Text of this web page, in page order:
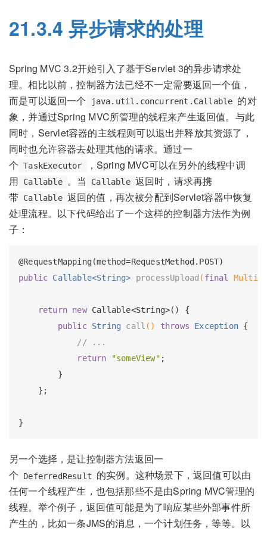
21.3.4 异步请求的处理
Spring MVC 3.2开始引入了基于Servlet 3的异步请求处
理。相比以前，控制器方法已经不一定需要返回一个值，
而是可以返回一个
java.util.concurrent.Callable 的对
象，并通过Spring MVC所管理的线程来产生返回值。与此
同时，Servlet容器的主线程则可以退出并释放其资源了，
同时也允许容器去处理其他的请求。通过一
个 TaskExecutor
，Spring MVC可以在另外的线程中调
用
Callable 。当 Callable 返回时，请求再携
带 Callable 返回的值，再次被分配到Servlet容器中恢复
处理流程。以下代码给出了一个这样的控制器方法作为例
子：
@RequestMapping
public Callable<String> processUpload ( final
return new Callable<String>() {
public String call () throws Exception {
// ...
return
"someView" ;
        }
    };
另一个选择，是让控制器方法返回一
个
DeferredResult
的实例。这种场景下，返回值可以由
任何一个线程产生，也包括那些不是由Spring MVC管理的
线程。举个例子，返回值可能是为了响应某些外部事件所
产生的，比如一条JMS的消息，一个计划任务，等等。以